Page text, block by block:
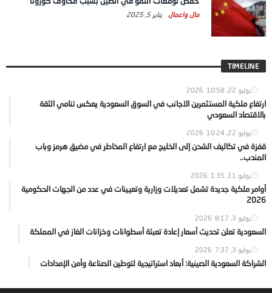
مال واعمال يناير 5, 2025
TIMELINE
يوليو 22, 2026 10:58
ارتفاع ملكية المستثمرين الاجانب في السوق السعودية يعكس تنامي الثقة
بالاقتصاد السعودي
يوليو 22, 2026 10:24
قفزة في تكاليف الشحن إلى الخليج مع ارتفاع المخاطر في مضيق هرمز وباب
المندب..
يوليو 11, 2026 1:35
أوامر ملكية جديدة تشمل تعديلات وزارية وتعيينات في عدد من الجهات الحكومية
2026
يوليو 3, 2026 8:17
السعودية تعلن تحديث أسعار إعادة تعبئة أسطوانات وخزانات الغاز في المملكة
يوليو 3, 2026 7:37
الشراكة السعودية الصينية: أبعاد استراتيجية لتوطين الصناعة وأمن الإمدادات